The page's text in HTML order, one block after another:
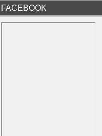
FACEBOOK